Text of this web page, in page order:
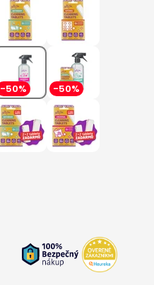
-50% -50%